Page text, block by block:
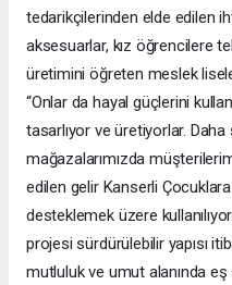
tedarikçilerinden elde edilen
aksesuarlar, kız öğrencilere
üretimini öğreten meslek
“Onlar da hayal güçlerini
tasarlıyor ve üretiyorlar.
mağazalarımızda
edilen gelir Kanserli
desteklemek üzere
projesi sürdürülebilir yapısı
mutluluk ve umut alanında eş